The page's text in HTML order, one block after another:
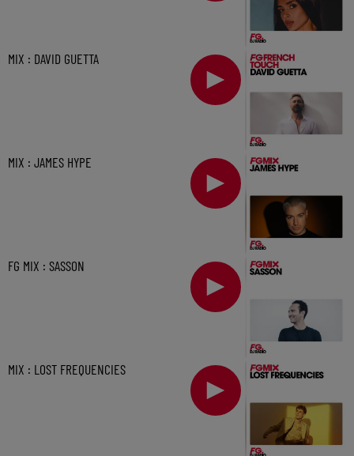
MIX : DAVID GUETTA
MIX : JAMES HYPE
FG MIX : SASSON
MIX : LOST FREQUENCIES